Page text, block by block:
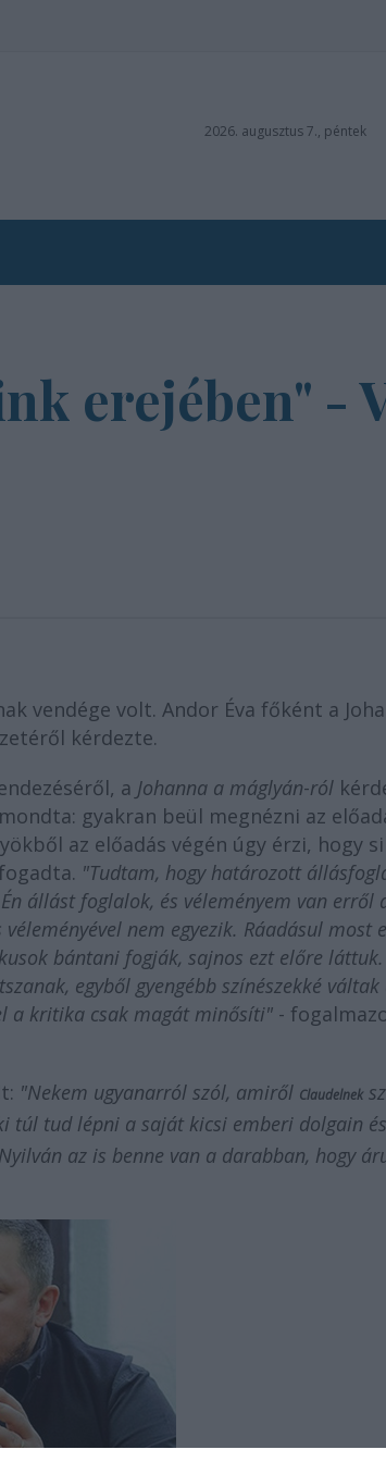
2026. augusztus 7., péntek
erejében" -
vendége volt. Andor Éva főként a
kérdezte.
a Johanna a máglyán-ról
gyakran beül megnézni az
az előadás végén úgy érzi, hogy
"Tudtam, hogy határozott
állást foglalok, és véleményem van erről
nem egyezik. Ráadásul most
bántani fogják, sajnos ezt előre láttuk.
egyből gyengébb színészekké
a kritika csak magát minősíti" -
"Nekem ugyanarról szól, amiről Claudelnek
túl tud lépni a saját kicsi emberi dolgain
az is benne van a darabban, hogy